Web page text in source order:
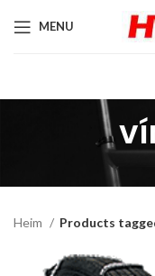
MENU
Heim Products